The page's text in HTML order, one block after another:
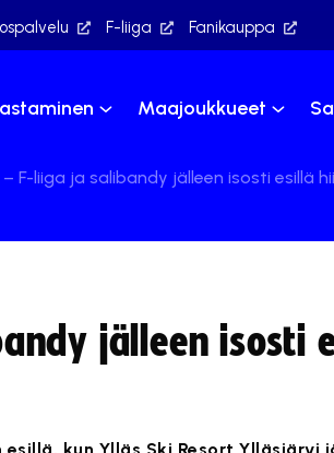
F-liiga Fanikauppa
Maajoukkueet
F-liiga ja salibandy jälleen isosti esillä
jälleen isosti